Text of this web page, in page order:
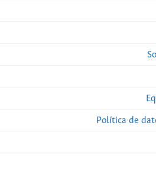
Política de